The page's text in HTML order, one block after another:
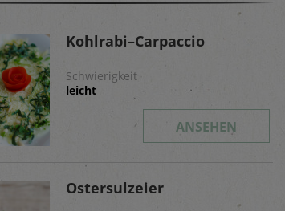
Kohlrabi–Carpaccio
Schwierigkeit
leicht
ANSEHEN
Ostersulzeier